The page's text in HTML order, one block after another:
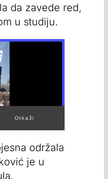
da zavede red,
u studiju.
održala
je u